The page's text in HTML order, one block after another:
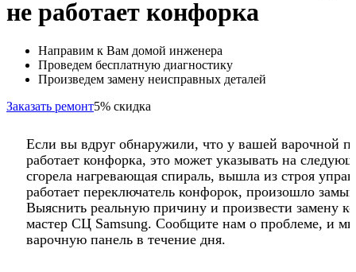
не работает конфорка
Направим к Вам домой инженера
Проведем бесплатную диагностику
Произведем замену неисправных деталей
Заказать ремонт5% скидка
Если вы вдруг обнаружили, что у вашей варочной
работает конфорка, это может указывать на
сгорела нагревающая спираль, вышла из строя
работает переключатель конфорок, произошло
Выяснить реальную причину и произвести замену
мастер СЦ Samsung. Сообщите нам о проблеме, и
варочную панель в течение дня.